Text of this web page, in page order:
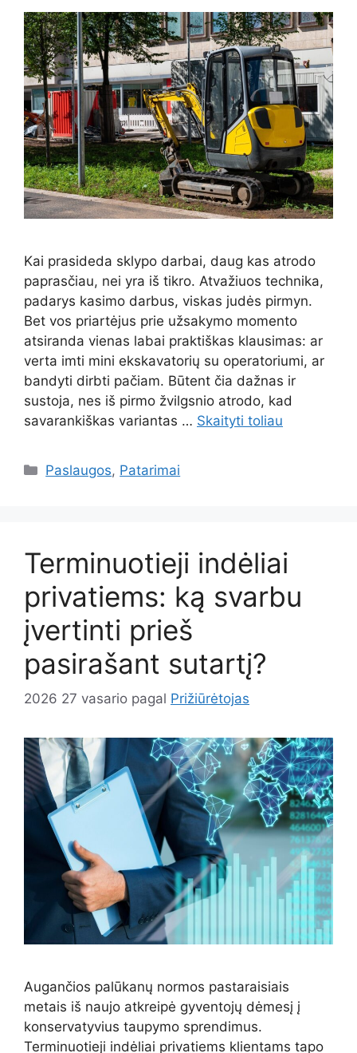
Kai prasideda sklypo darbai, daug kas atrodo
paprasčiau, nei yra iš tikro. Atvažiuos technika,
padarys kasimo darbus, viskas judės pirmyn.
Bet vos priartėjus prie užsakymo momento
atsiranda vienas labai praktiškas klausimas: ar
verta imti mini ekskavatorių su operatoriumi, ar
bandyti dirbti pačiam. Būtent čia dažnas ir
sustoja, nes iš pirmo žvilgsnio atrodo, kad
savarankiškas variantas … Skaityti toliau
Kategorijos
Paslaugos, Patarimai
Terminuotieji indėliai
privatiems: ką svarbu
įvertinti prieš
pasirašant sutartį?
2026 27 vasario pagal Prižiūrėtojas
Augančios palūkanų normos pastaraisiais
metais iš naujo atkreipė gyventojų dėmesį į
konservatyvius taupymo sprendimus.
Terminuotieji indėliai privatiems klientams tapo